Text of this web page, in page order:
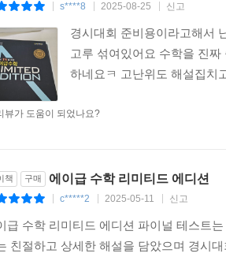
s****8 2025-08-25 신고
경시대회 준비용이라고해서
고루 섞여있어요 수학을 진
하네요ㅋ 고난위도 해설집치
뷰가 도움이 되었나요?
책 구매 에이급 수학 리미티드 에디션
c*****2 2025-05-11 신고
급 수학 리미티드 에디션 파이널 테스트
친절하고 상세한 해설을 담았으며 경시